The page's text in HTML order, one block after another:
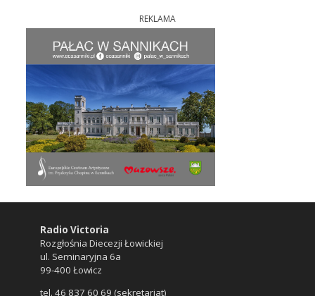
REKLAMA
Radio Victoria
Rozgłośnia Diecezji Łowickiej
ul. Seminaryjna 6a
99-400 Łowicz
tel. 46 837 60 69 (sekretariat)